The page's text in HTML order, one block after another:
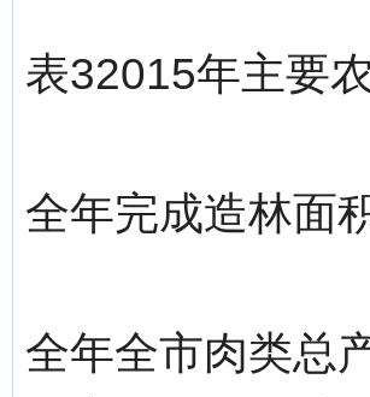
表32015年主要
全年完成造林面
全年全市肉类总